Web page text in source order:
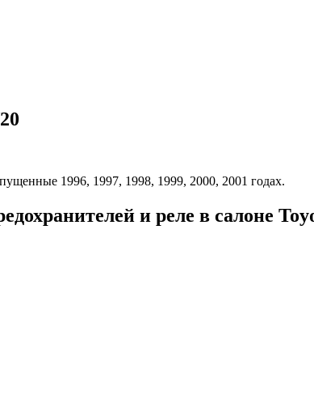
1996, 1997, 1998, 1999, 2000, 2001 годах.
и реле в салоне